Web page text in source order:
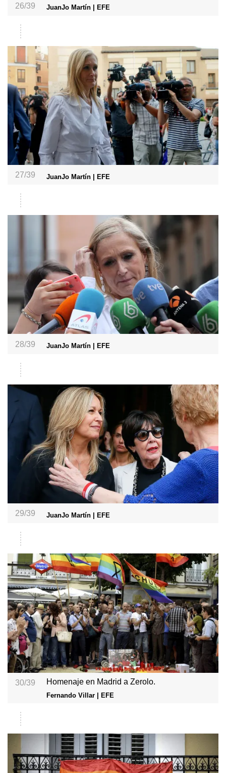
26/39 JuanJo Martín | EFE
27/39 JuanJo Martín | EFE
28/39 JuanJo Martín | EFE
29/39 JuanJo Martín | EFE
30/39 Homenaje en Madrid a Zerolo.
Fernando Villar | EFE